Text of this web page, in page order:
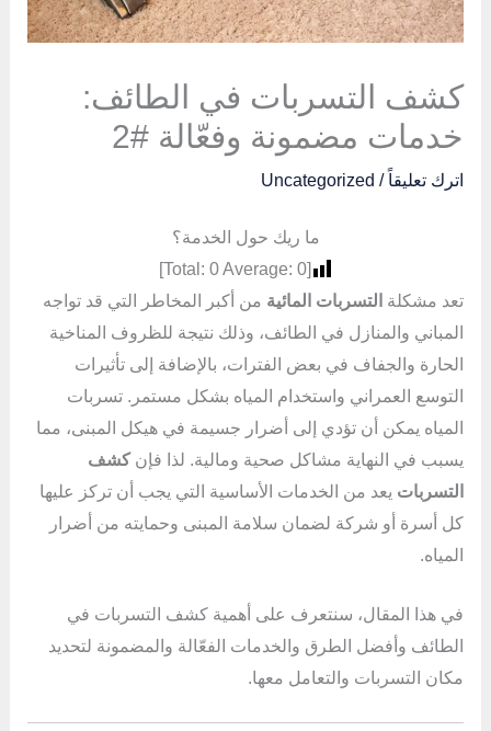
كشف التسربات في الطائف:
خدمات مضمونة وفعّالة #2
اترك تعليقاً /
Uncategorized
ما ريك حول الخدمة؟
[Total:
0Average: 0
]
تعد مشكلة التسربات المائية من أكبر المخاطر التي قد تواجه
المباني والمنازل في الطائف، وذلك نتيجة للظروف المناخية
الحارة والجفاف في بعض الفترات، بالإضافة إلى تأثيرات
التوسع العمراني واستخدام المياه بشكل مستمر. تسربات
المياه يمكن أن تؤدي إلى أضرار جسيمة في هيكل المبنى، مما
يسبب في النهاية مشاكل صحية ومالية. لذا فإنكشف
التسربات يعد من الخدمات الأساسية التي يجب أن تركز عليها
كل أسرة أو شركة لضمان سلامة المبنى وحمايته من أضرار
المياه.
في هذا المقال، سنتعرف على أهمية كشف التسربات في
الطائف وأفضل الطرق والخدمات الفعّالة والمضمونة لتحديد
مكان التسربات والتعامل معها.